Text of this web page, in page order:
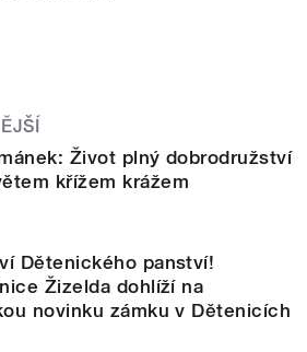
Život plný dobrodružství
křížem krážem
Dětenického panství!
Žizelda dohlíží na
novinku zámku v Dětenicích